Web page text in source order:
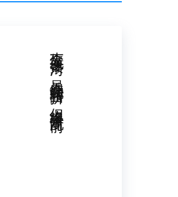
的基石。2. 警
守护成长的基本
的欢呼，是对教
见：在焦虑的洪
，已是无价之
、去创造、去跌
子推向某个“成
无论起点在何
丈。期待我们的
生命就像一条河，虽然会婉转曲折，但终将奔流向前！